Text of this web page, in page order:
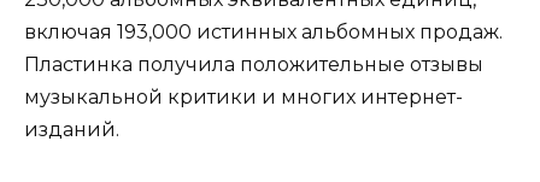
включая 193,000 истинных альбомных продаж.
Пластинка получила положительные отзывы
музыкальной критики и многих интернет-
изданий.